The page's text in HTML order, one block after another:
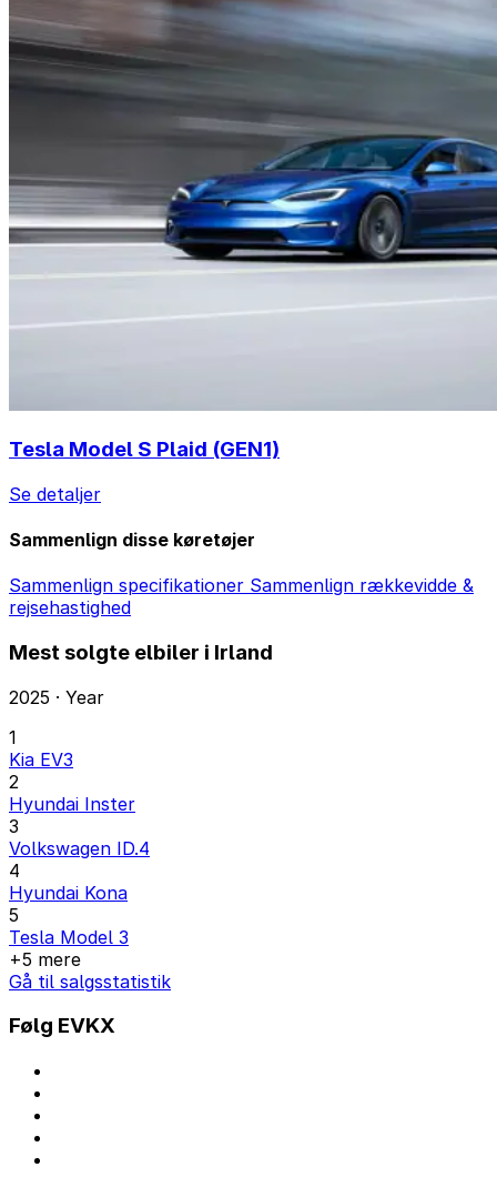
Tesla Model S Plaid (GEN1)
Se detaljer
Sammenlign disse køretøjer
Sammenlign specifikationer Sammenlign rækkevidde &
rejsehastighed
Mest solgte elbiler i Irland
2025 · Year
1
Kia EV3
2
Hyundai Inster
3
Volkswagen ID.4
4
Hyundai Kona
5
Tesla Model 3
+5 mere
Gå til salgsstatistik
Følg EVKX